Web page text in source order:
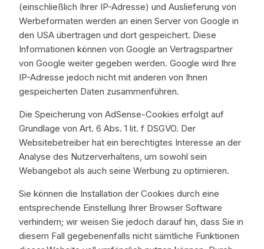
(einschließlich Ihrer IP-Adresse) und Auslieferung von
Werbeformaten werden an einen Server von Google in
den USA übertragen und dort gespeichert. Diese
Informationen können von Google an Vertragspartner
von Google weiter gegeben werden. Google wird Ihre
IP-Adresse jedoch nicht mit anderen von Ihnen
gespeicherten Daten zusammenführen.
Die Speicherung von AdSense-Cookies erfolgt auf
Grundlage von Art. 6 Abs. 1 lit. f DSGVO. Der
Websitebetreiber hat ein berechtigtes Interesse an der
Analyse des Nutzerverhaltens, um sowohl sein
Webangebot als auch seine Werbung zu optimieren.
Sie können die Installation der Cookies durch eine
entsprechende Einstellung Ihrer Browser Software
verhindern; wir weisen Sie jedoch darauf hin, dass Sie in
diesem Fall gegebenenfalls nicht sämtliche Funktionen